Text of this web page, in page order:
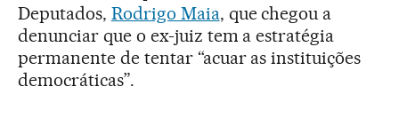
Deputados, Rodrigo Maia, que chegou a
denunciar que o ex-juiz tem a estratégia
permanente de tentar “acuar as instituições
democráticas”.